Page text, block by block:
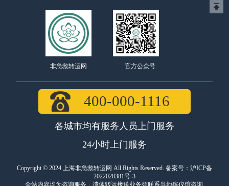
非急救转运网 官方公众号
400-000-1116
各城市均有服务人员上门服务
24小时上门服务
Copyright © 2024 上海非急救转运网 All Rights Reserved. 备案号： 沪ICP备
2022028381号-3
全站内容均为咨询服务，遗体转运接送业务须联系当地殡仪馆咨询.